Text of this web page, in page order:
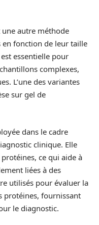
une autre méthode
fonction de leur taille
essentielle pour
complexes,
L’une des variantes
sur gel de
dans le cadre
clinique. Elle
ce qui aide à
liées à des
utilisés pour évaluer la
protéines, fournissant
le diagnostic.